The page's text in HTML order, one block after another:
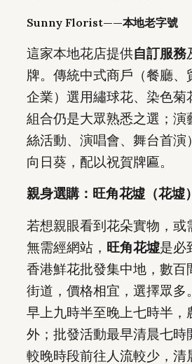
Sunny Florist——本地老字號
這家本地花店提供自訂服務
牌。傳統中式商戶（餐廳、
企業）選用繡球花、染色菊
組合仍是大眾熟悉之選；演
絲活動、演唱會、舞台首演
向日葵，配以祝賀牌匾。
親身選購：旺角花墟（花墟）
若想親眼看到花朵實物，或
無需經網站， 旺角花墟是必
香港鮮花批發集中地，數百
街道，價格相宜，選擇眾多
早上九時半至晚上七時半，
外；批發活動最早清晨七時
較晚時段前往人流較少，清